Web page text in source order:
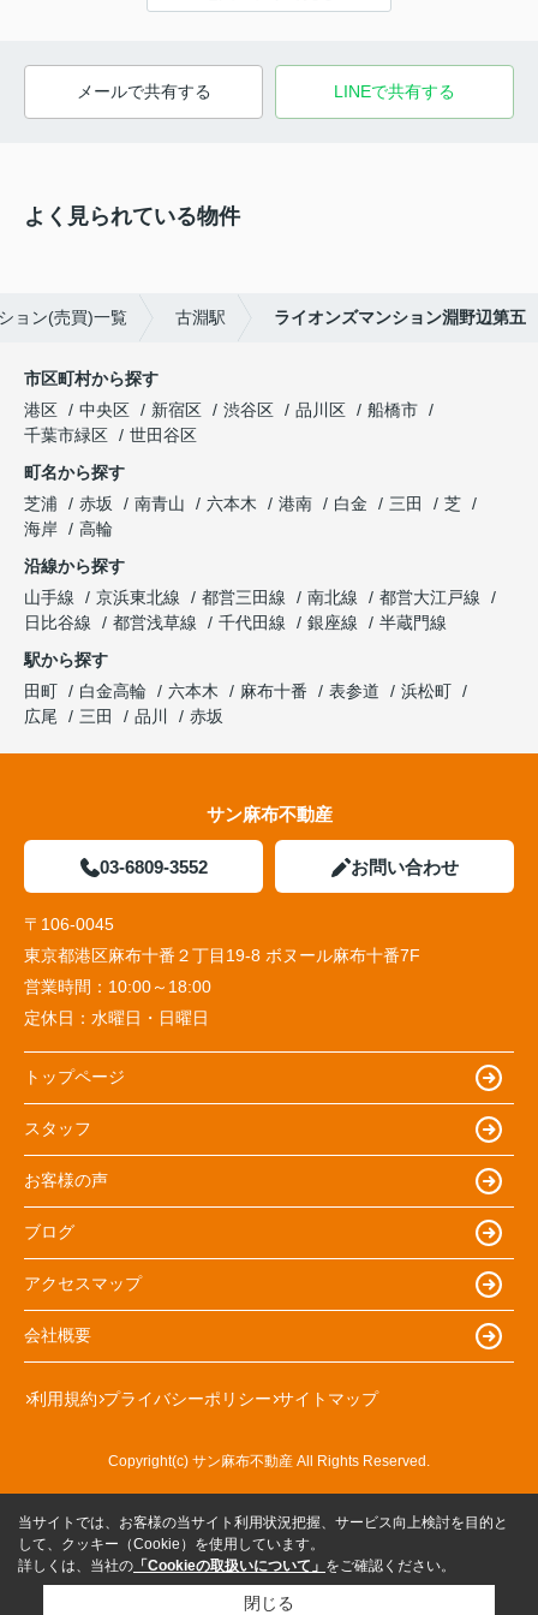
メールで共有する LINEで共有する
よく見られている物件
ョン(売買)一覧 古淵駅 ライオンズマンション淵野辺第五
市区町村から探す
港区
中央区 新宿区 渋谷区 品川区
船橋市
千葉市緑区
世田谷区
町名から探す
芝浦
赤坂 南青山 六本木 港南 白金 三田
芝
海岸
高輪
沿線から探す
山手線
京浜東北線 都営三田線 南北線
都営大江戸線
日比谷線
都営浅草線 千代田線 銀座線
半蔵門線
駅から探す
田町
白金高輪 六本木 麻布十番 表参道
浜松町
広尾
三田 品川 赤坂
サン麻布不動産
03-6809-3552 お問い合わせ
〒106-0045
東京都港区麻布十番２丁目19-8 ボヌール麻布十番7F
営業時間： 10:00～18:00
定休日： 水曜日・日曜日
トップページ
スタッフ
お客様の声
ブログ
アクセスマップ
会社概要
利用規約 プライバシーポリシー サイトマップ
Copyright(c) サン麻布不動産 All Rights Reserved.
当サイトでは、お客様の当サイト利用状況把握、サービス向上検討を目的と
して、クッキー（Cookie）を使用しています。
詳しくは、当社の 「Cookieの取扱いについて」 をご確認ください。
閉じる